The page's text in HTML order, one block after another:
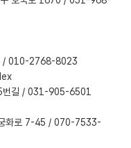
/ 010-2768-8023
번길 / 031-905-6501
궁화로 7-45 / 070-7533-